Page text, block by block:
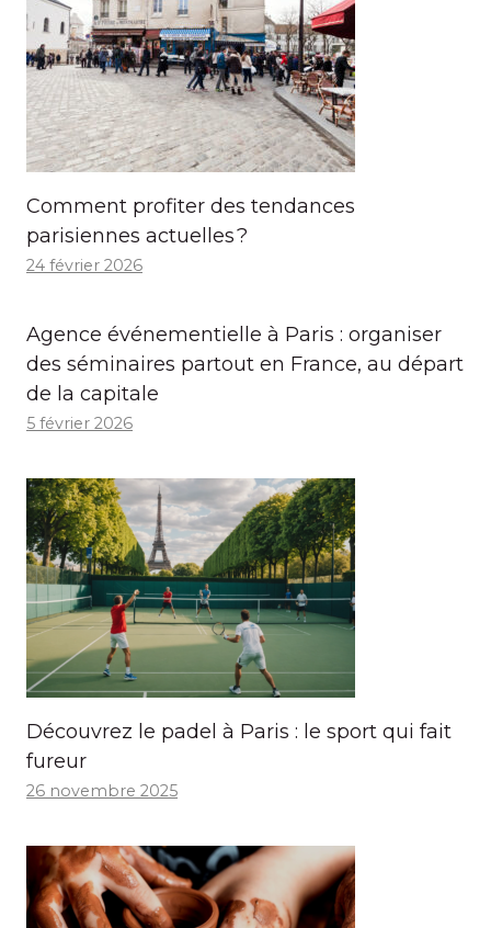
Comment profiter des tendances
parisiennes actuelles ?
24 février 2026
Agence événementielle à Paris : organiser
des séminaires partout en France, au départ
de la capitale
5 février 2026
Découvrez le padel à Paris : le sport qui fait
fureur
26 novembre 2025